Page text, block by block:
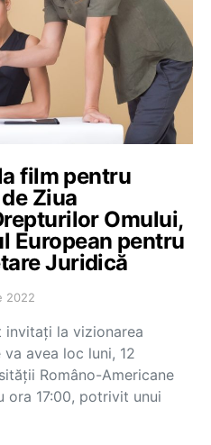
film pentru
Ziua
Omului,
European pentru
Juridică
2022
invitați la vizionarea
va avea loc luni, 12
Româno-Americane
ora 17:00, potrivit unui